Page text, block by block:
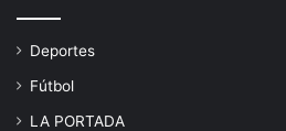
Deportes
Fútbol
LA PORTADA